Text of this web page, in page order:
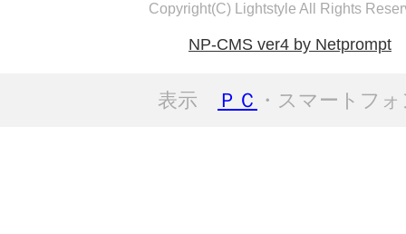
Copyright(C) Lightstyle All Rights
NP-CMS ver4 by Netprompt
表示 ＰＣ ・スマートフ